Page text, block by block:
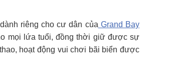
riêng cho cư dân của Grand Bay
mọi lứa tuổi, đồng thời giữ được sự
hoạt động vui chơi bãi biển được